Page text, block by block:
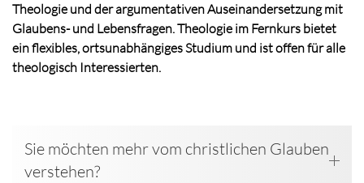
Theologie und der argumentativen Auseinandersetzung mit
Glaubens- und Lebensfragen. Theologie im Fernkurs bietet
ein flexibles, ortsunabhängiges Studium und ist offen für alle
theologisch Interessierten.
Sie möchten mehr vom christlichen Glauben
verstehen?